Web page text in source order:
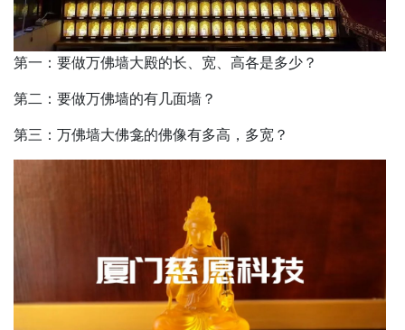
第一：要做万佛墙大殿的长、宽、高各是多少？
第二：要做万佛墙的有几面墙？
第三：万佛墙大佛龛的佛像有多高，多宽？